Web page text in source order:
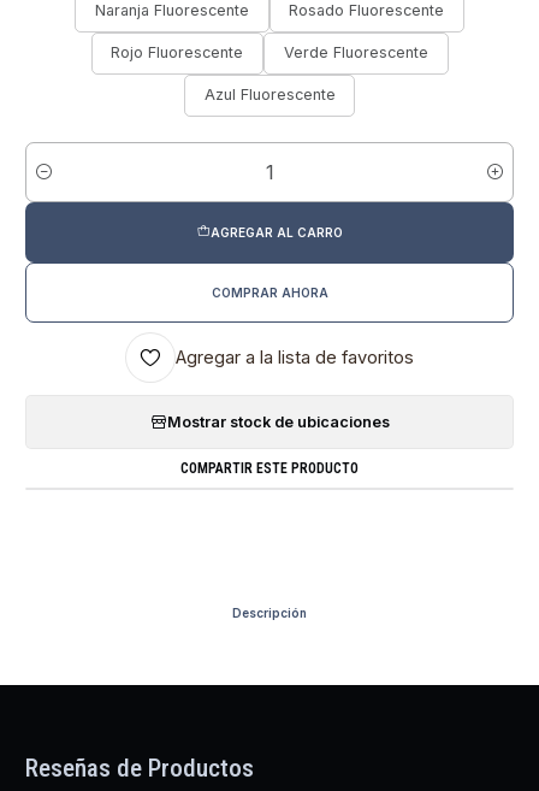
Naranja Fluorescente Rosado Fluorescente
Rojo Fluorescente Verde Fluorescente
Azul Fluorescente
Cantidad
AGREGAR AL CARRO
COMPRAR AHORA
Agregar a la lista de favoritos
Mostrar stock de ubicaciones
COMPARTIR ESTE PRODUCTO
Descripción
Reseñas de Productos